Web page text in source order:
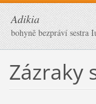
Adikia
bohyně bezpráví sestra
Zázraky